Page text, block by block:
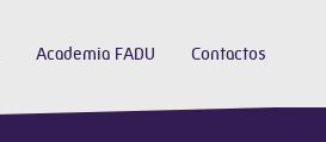
Academia FADU Contactos